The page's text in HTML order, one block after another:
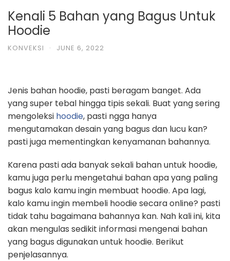
Kenali 5 Bahan yang Bagus Untuk
Hoodie
KONVEKSI · JUNE 6, 2022
Jenis bahan hoodie, pasti beragam banget. Ada
yang super tebal hingga tipis sekali. Buat yang sering
mengoleksi hoodie, pasti ngga hanya
mengutamakan desain yang bagus dan lucu kan?
pasti juga mementingkan kenyamanan bahannya.
Karena pasti ada banyak sekali bahan untuk hoodie,
kamu juga perlu mengetahui bahan apa yang paling
bagus kalo kamu ingin membuat hoodie. Apa lagi,
kalo kamu ingin membeli hoodie secara online? pasti
tidak tahu bagaimana bahannya kan. Nah kali ini, kita
akan mengulas sedikit informasi mengenai bahan
yang bagus digunakan untuk hoodie. Berikut
penjelasannya.